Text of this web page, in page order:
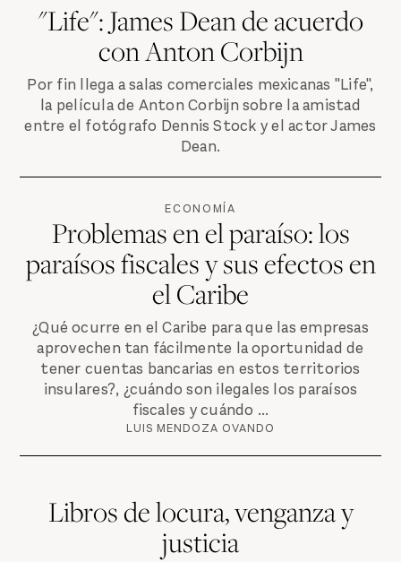
"Life": James Dean de acuerdo
con Anton Corbijn
Por fin llega a salas comerciales mexicanas "Life",
la película de Anton Corbijn sobre la amistad
entre el fotógrafo Dennis Stock y el actor James
Dean.
ECONOMÍA
Problemas en el paraíso: los
paraísos fiscales y sus efectos en
el Caribe
¿Qué ocurre en el Caribe para que las empresas
aprovechen tan fácilmente la oportunidad de
tener cuentas bancarias en estos territorios
insulares?, ¿cuándo son ilegales los paraísos
fiscales y cuándo ...
LUIS MENDOZA OVANDO
Libros de locura, venganza y
justicia